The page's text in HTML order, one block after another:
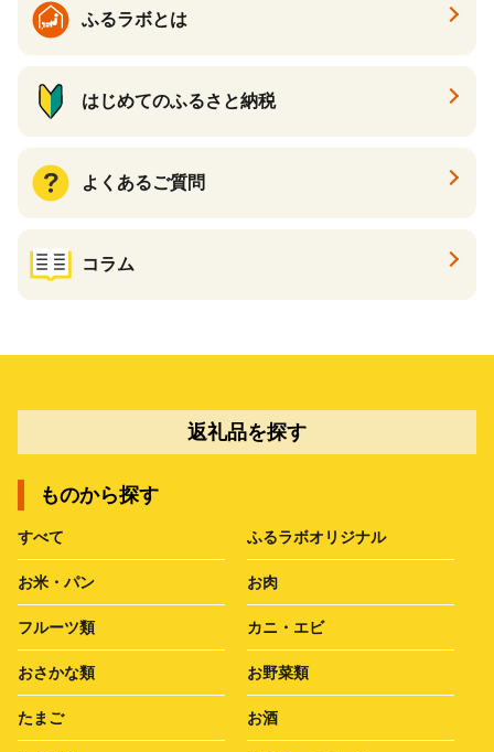
ふるラボとは
はじめてのふるさと納税
よくあるご質問
コラム
返礼品を探す
ものから探す
すべて ふるラボオリジナル
お米・パン お肉
フルーツ類 カニ・エビ
おさかな類 お野菜類
たまご お酒